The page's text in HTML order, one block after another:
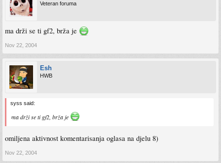
Veteran foruma
ma drži se ti gf2, brža je
Nov 22, 2004
Esh
HWB
syss said:
ma drži se ti gf2, brža je
omiljena aktivnost komentarisanja oglasa na djelu 8)
Nov 22, 2004